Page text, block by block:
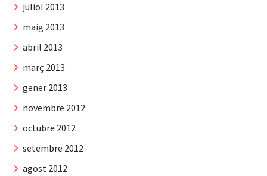
juliol 2013
maig 2013
abril 2013
març 2013
gener 2013
novembre 2012
octubre 2012
setembre 2012
agost 2012